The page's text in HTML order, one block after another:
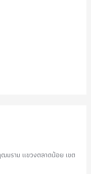
มราม แขวงตลาดน้อย เขต